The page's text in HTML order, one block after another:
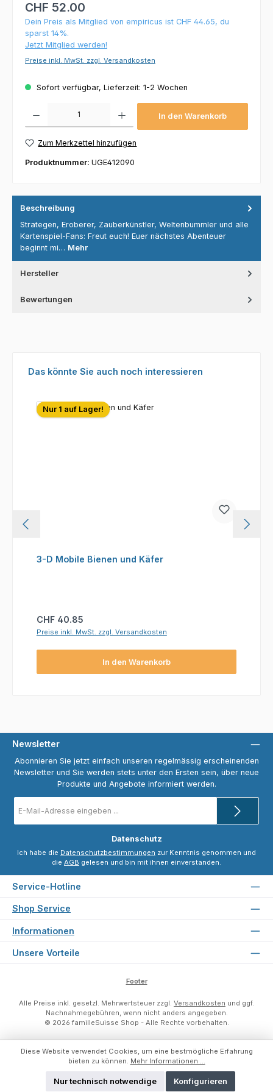
CHF 52.00
Dein Preis als Mitglied von empiricus ist CHF 44.65, du
sparst 14%.
Jetzt Mitglied werden!
Preise inkl. MwSt. zzgl. Versandkosten
Sofort verfügbar, Lieferzeit: 1-2 Wochen
In den Warenkorb
Zum Merkzettel hinzufügen
Produktnummer: UGE412090
Beschreibung
Strategen, Eroberer, Zauberkünstler, Weltenbummler und alle
Kartenspiel-Fans: Freut euch! Euer nächstes Abenteuer
beginnt mi… Mehr
Hersteller
Bewertungen
Produktgalerie überspringen
Das könnte Sie auch noch interessieren
Nur 1 auf Lager!
3-D Mobile Bienen und Käfer
Regulärer Preis:
CHF 40.85
Preise inkl. MwSt. zzgl. Versandkosten
In den Warenkorb
Newsletter
Abonnieren Sie jetzt einfach unseren regelmässig erscheinenden
Newsletter und Sie werden stets unter den Ersten sein, über neue
Produkte und Angebote informiert werden.
Mail-
Datenschutz
Ich habe die Datenschutzbestimmungen zur Kenntnis genommen und
die AGB gelesen und bin mit ihnen einverstanden.
Service-Hotline
Shop Service
Informationen
Unsere Vorteile
Footer
Alle Preise inkl. gesetzl. Mehrwertsteuer zzgl. Versandkosten und ggf.
Nachnahmegebühren, wenn nicht anders angegeben.
© 2026 familleSuisse Shop - Alle Rechte vorbehalten.
Diese Website verwendet Cookies, um eine bestmögliche Erfahrung
bieten zu können. Mehr Informationen ...
Nur technisch notwendige Konfigurieren